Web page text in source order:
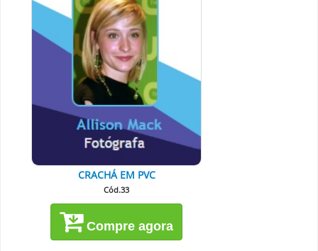
CRACHÁ EM PVC
Cód.33
Compre agora